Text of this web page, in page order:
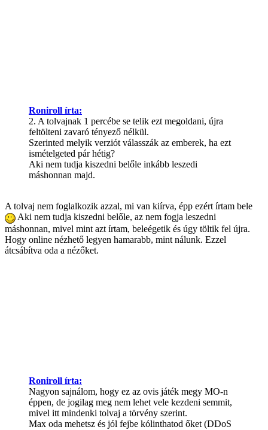
Roniroll írta:
2. A tolvajnak 1 percébe se telik ezt megoldani, újra
feltölteni zavaró tényező nélkül.
Szerinted melyik verziót válasszák az emberek, ha ezt
ismételgeted pár hétig?
Aki nem tudja kiszedni belőle inkább leszedi
máshonnan majd.
A tolvaj nem foglalkozik azzal, mi van kiírva, épp ezért írtam bele
Aki nem tudja kiszedni belőle, az nem fogja leszedni
máshonnan, mivel mint azt írtam, beleégetik és úgy töltik fel újra.
Hogy online nézhető legyen hamarabb, mint nálunk. Ezzel
átcsábítva oda a nézőket.
Roniroll írta:
Nagyon sajnálom, hogy ez az ovis játék megy MO-n
éppen, de jogilag meg nem lehet vele kezdeni semmit,
mivel itt mindenki tolvaj a törvény szerint.
Max oda mehetsz és jól fejbe kólinthatod őket (DDoS